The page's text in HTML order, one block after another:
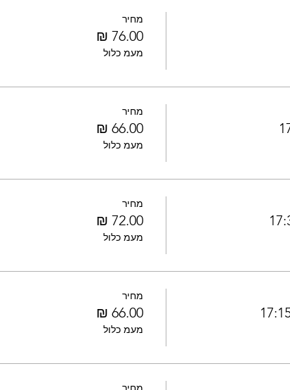
מחיר
מעמ כלול
מחיר
מעמ כלול
מחיר
מעמ כלול
מחיר
מעמ כלול